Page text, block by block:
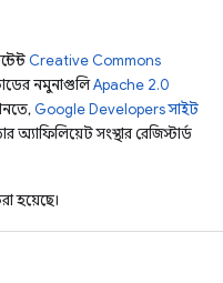
Creative Commons
নমুনাগুলিApache 2.0
Google Developers সাইট
সংস্থার রেজিস্টার্ড
হয়েছে।